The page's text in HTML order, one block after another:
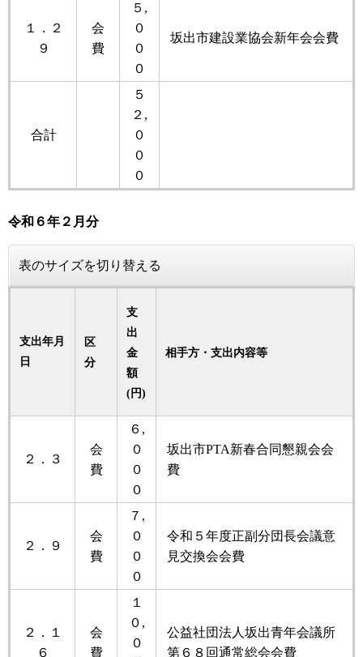
１．２
９
会
費
５,
０
０
０
坂出市建設業協会新年会会費
合計
５
２,
０
０
０
令和６年２ 月分
表のサイズを切り替える
支出年月
日
区
分
支
出
金
額
(円)
相手方・支出内容等
２．３
会
費
６,
０
０
０
坂出市PTA新春合同懇親会会
費
２．９
会
費
７,
０
０
０
令和５年度正副分団長会議意
見交換会会費
２．１
６
会
費
１
０,
０
公益社団法人坂出青年会議所
第６８回通常総会会費